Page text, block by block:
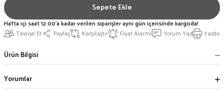
Sepete Ekle
Tavsiye Et Paylaş Karşılaştır Fiyat Alarmı Yorum Yaz Yazdır
Hafta içi saat 12:00'a kadar verilen siparişler aynı gün içerisinde kargoda!
Ürün Bilgisi
Yorumlar